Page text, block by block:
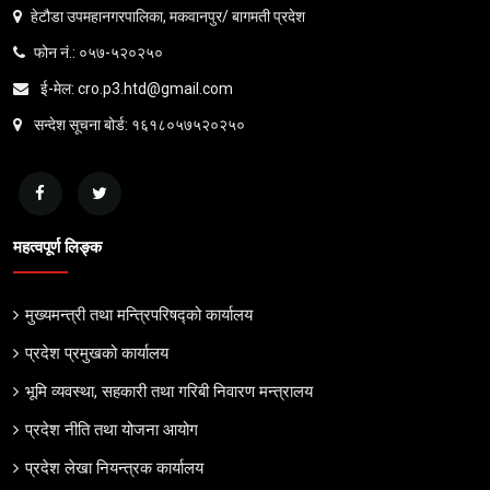
हेटौडा उपमहानगरपालिका, मकवानपुर/ बागमती प्रदेश
फोन नं.: ०५७-५२०२५०
ई-मेल: cro.p3.htd@gmail.com
सन्देश सूचना बोर्ड: १६१८०५७५२०२५०
महत्वपूर्ण लिङ्क
मुख्यमन्त्री तथा मन्त्रिपरिषद्को कार्यालय
प्रदेश प्रमुखको कार्यालय
भूमि व्यवस्था, सहकारी तथा गरिबी निवारण मन्त्रालय
प्रदेश नीति तथा योजना आयोग
प्रदेश लेखा नियन्त्रक कार्यालय